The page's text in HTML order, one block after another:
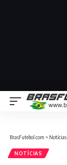
BrasFutebol.com > Notícias
NOTÍCIAS